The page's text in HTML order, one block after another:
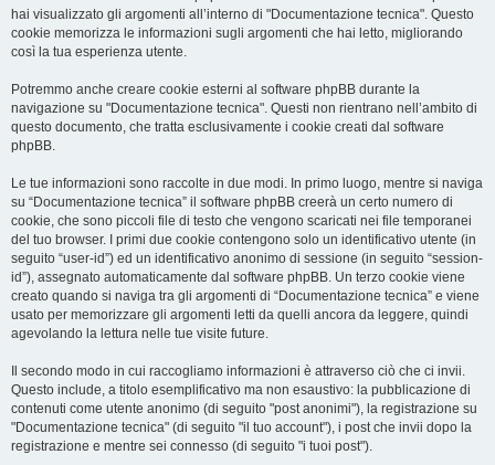
hai visualizzato gli argomenti all’interno di "Documentazione tecnica". Questo
cookie memorizza le informazioni sugli argomenti che hai letto, migliorando
così la tua esperienza utente.
Potremmo anche creare cookie esterni al software phpBB durante la
navigazione su "Documentazione tecnica". Questi non rientrano nell’ambito di
questo documento, che tratta esclusivamente i cookie creati dal software
phpBB.
Le tue informazioni sono raccolte in due modi. In primo luogo, mentre si naviga
su “Documentazione tecnica” il software phpBB creerà un certo numero di
cookie, che sono piccoli file di testo che vengono scaricati nei file temporanei
del tuo browser. I primi due cookie contengono solo un identificativo utente (in
seguito “user-id”) ed un identificativo anonimo di sessione (in seguito “session-
id”), assegnato automaticamente dal software phpBB. Un terzo cookie viene
creato quando si naviga tra gli argomenti di “Documentazione tecnica” e viene
usato per memorizzare gli argomenti letti da quelli ancora da leggere, quindi
agevolando la lettura nelle tue visite future.
Il secondo modo in cui raccogliamo informazioni è attraverso ciò che ci invii.
Questo include, a titolo esemplificativo ma non esaustivo: la pubblicazione di
contenuti come utente anonimo (di seguito "post anonimi"), la registrazione su
"Documentazione tecnica" (di seguito "il tuo account"), i post che invii dopo la
registrazione e mentre sei connesso (di seguito "i tuoi post").